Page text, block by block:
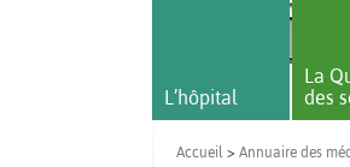
L’hôpital
La
des
Accueil > Annuaire des